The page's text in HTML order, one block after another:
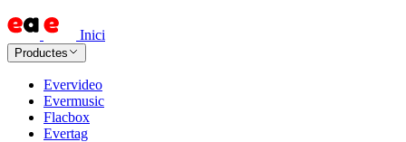
Inici
Productes
Evervideo
Evermusic
Flacbox
Evertag